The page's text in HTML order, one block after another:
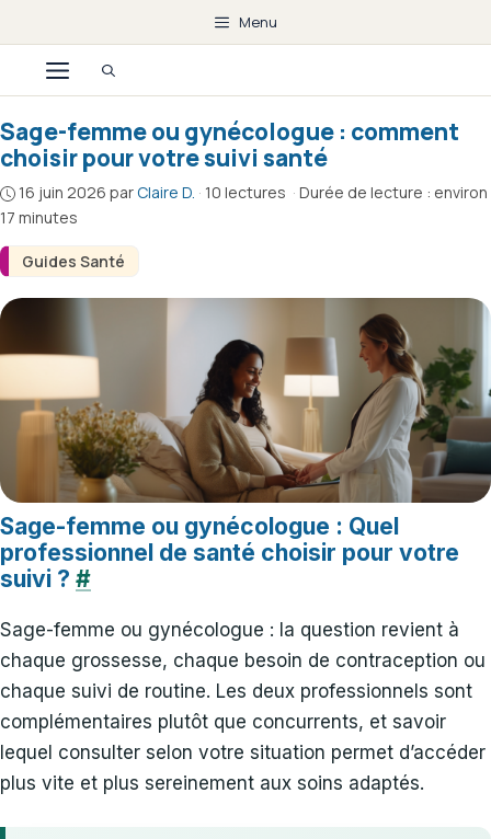
au
contenu
Menu
Menu
Guides Santé
Sage-femme ou gynécologue : comment
choisir pour votre suivi santé
16 juin 2026 par Claire D. · 10 lectures · Durée de lecture : environ
17 minutes
Sage-femme ou gynécologue : Quel
professionnel de santé choisir pour votre
suivi ? #
Sage-femme ou gynécologue : la question revient à
chaque grossesse, chaque besoin de contraception ou
chaque suivi de routine. Les deux professionnels sont
complémentaires plutôt que concurrents, et savoir
lequel consulter selon votre situation permet d’accéder
plus vite et plus sereinement aux soins adaptés.